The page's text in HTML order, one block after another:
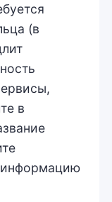
(в
в
информацию